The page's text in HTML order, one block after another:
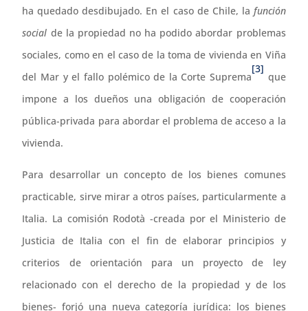
ha quedado desdibujado. En el caso de Chile, la función
social de la propiedad no ha podido abordar problemas
sociales, como en el caso de la toma de vivienda en Viña
del Mar y el fallo polémico de la Corte Suprema
[3]
que
impone a los dueños una obligación de cooperación
pública-privada para abordar el problema de acceso a la
vivienda.
Para desarrollar un concepto de los bienes comunes
practicable, sirve mirar a otros países, particularmente a
Italia. La comisión Rodotà -creada por el Ministerio de
Justicia de Italia con el fin de elaborar principios y
criterios de orientación para un proyecto de ley
relacionado con el derecho de la propiedad y de los
bienes- forjó una nueva categoría jurídica: los bienes